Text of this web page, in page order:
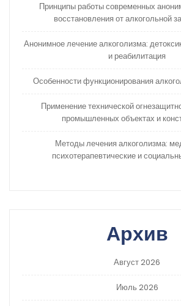
Принципы работы современных
восстановления от алкогольной
Анонимное лечение алкоголизма:
и реабилитация
Особенности функционирования
Применение технической
промышленных объектах и
Методы лечения алкоголизма:
психотерапевтические и
Архив
Август 2026
Июль 2026